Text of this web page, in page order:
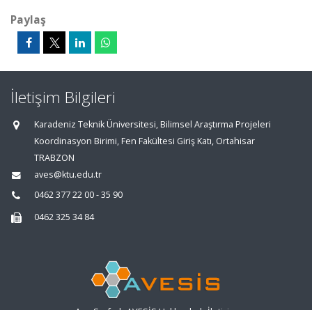
Paylaş
İletişim Bilgileri
Karadeniz Teknik Üniversitesi, Bilimsel Araştırma Projeleri
Koordinasyon Birimi, Fen Fakültesi Giriş Katı, Ortahisar
TRABZON
aves@ktu.edu.tr
0462 377 22 00 - 35 90
0462 325 34 84